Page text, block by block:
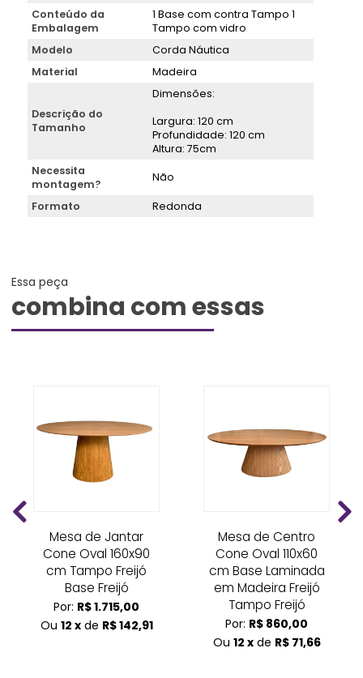
Conteúdo da
Embalagem
1 Base com contra Tampo 1
Tampo com vidro
Modelo
Corda Náutica
Material
Madeira
Descrição do
Tamanho
Dimensões:
Largura: 120 cm
Profundidade: 120 cm
Altura: 75cm
Necessita
montagem?
Não
Formato Redonda
Essa peça
combina com essas
Mesa de Jantar
Cone Oval 160x90
cm Tampo Freijó
Base Freijó
Por: R$ 1.715,00
Ou 12 xde R$ 142,91
Mesa de Centro
Cone Oval 110x60
cm Base Laminada
em Madeira Freijó
Tampo Freijó
Por: R$ 860,00
Ou 12 xde R$ 71,66